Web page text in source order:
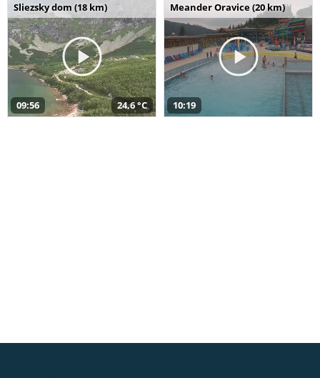
Sliezsky dom (18 km)
09:56 24,6 °C
Meander Oravice (20 km)
10:19